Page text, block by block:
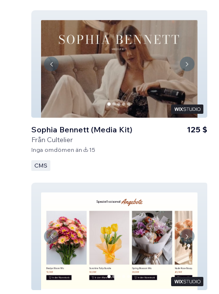
Sophia Bennett (Media Kit)
Från Cultelier
125 $
Inga omdömen än 15
CMS